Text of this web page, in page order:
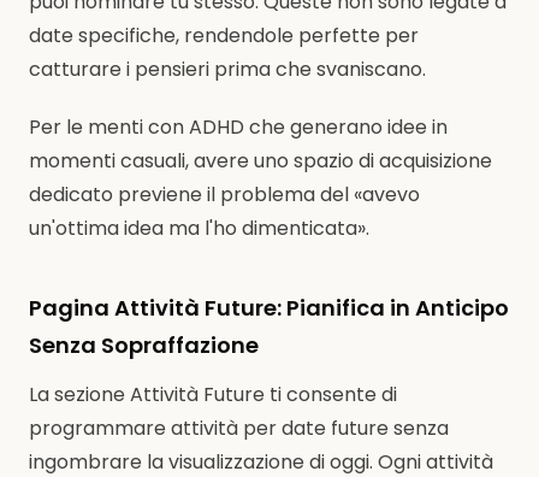
date specifiche, rendendole perfette per
catturare i pensieri prima che svaniscano.
Per le menti con ADHD che generano idee in
momenti casuali, avere uno spazio di acquisizione
dedicato previene il problema del «avevo
un'ottima idea ma l'ho dimenticata».
Pagina Attività Future: Pianifica in Anticipo
Senza Sopraffazione
La sezione Attività Future ti consente di
programmare attività per date future senza
ingombrare la visualizzazione di oggi. Ogni attività